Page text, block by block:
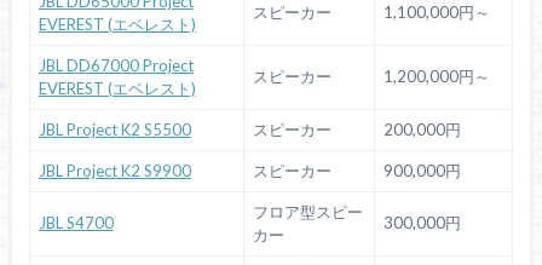
EVEREST (エベレスト)
スピーカー 1,100,000円～
JBL DD67000 Project
EVEREST (エベレスト)
スピーカー 1,200,000円～
JBL Project K2 S5500 スピーカー 200,000円
JBL Project K2 S9900 スピーカー 900,000円
JBL S4700
フロア型スピー
カー
300,000円